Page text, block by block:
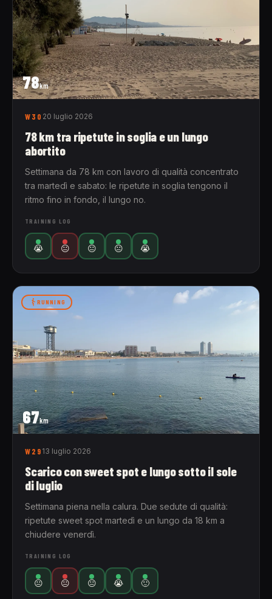
78km
W30 20 luglio 2026
78 km tra ripetute in soglia e un lungo
abortito
Settimana da 78 km con lavoro di qualità concentrato
tra martedì e sabato: le ripetute in soglia tengono il
ritmo fino in fondo, il lungo no.
TRAINING LOG
😭 😐 😐 😐 😭
67km
RUNNING
W29 13 luglio 2026
Scarico con sweet spot e lungo sotto il sole
di luglio
Settimana piena nella calura. Due sedute di qualità:
ripetute sweet spot martedì e un lungo da 18 km a
chiudere venerdì.
TRAINING LOG
😐 😐 😐 😭 🙂